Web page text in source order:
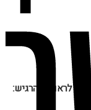
//לראות ולהרגיש: